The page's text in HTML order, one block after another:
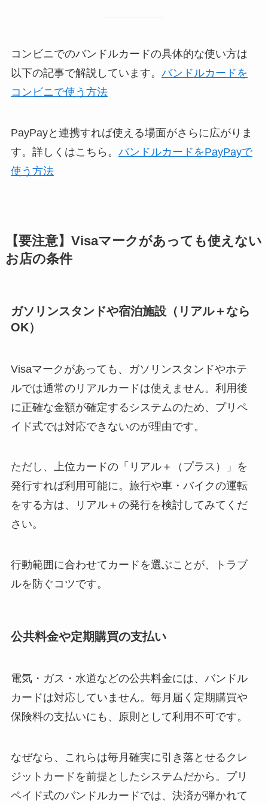
コンビニでのバンドルカードの具体的な使い方は
以下の記事で解説しています。 バンドルカードを
コンビニで使う方法
PayPayと連携すれば使える場面がさらに広がりま
す。詳しくはこちら。 バンドルカードをPayPayで
使う方法
【要注意】Visaマークがあっても使えない
お店の条件
ガソリンスタンドや宿泊施設（リアル＋なら
OK）
Visaマークがあっても、ガソリンスタンドやホテ
ルでは通常のリアルカードは使えません。利用後
に正確な金額が確定するシステムのため、プリペ
イド式では対応できないのが理由です。
ただし、上位カードの「リアル＋（プラス）」を
発行すれば利用可能に。旅行や車・バイクの運転
をする方は、リアル＋の発行を検討してみてくだ
さい。
行動範囲に合わせてカードを選ぶことが、トラブ
ルを防ぐコツです。
公共料金や定期購買の支払い
電気・ガス・水道などの公共料金には、バンドル
カードは対応していません。毎月届く定期購買や
保険料の支払いにも、原則として利用不可です。
なぜなら、これらは毎月確実に引き落とせるクレ
ジットカードを前提としたシステムだから。プリ
ペイド式のバンドルカードでは、決済が弾かれて